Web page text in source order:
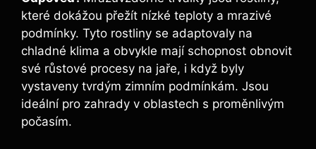
které dokážou přežít nízké teploty a mrazivé
podmínky. Tyto rostliny se adaptovaly na
chladné klima a obvykle mají schopnost obnovit
své růstové procesy na jaře, i když byly
vystaveny tvrdým zimním podmínkám. Jsou
ideální pro zahrady v oblastech s proměnlivým
počasím.